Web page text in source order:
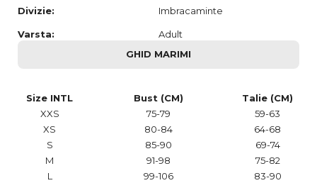
Divizie: Imbracaminte
Varsta:
Adult
GHID MARIMI
Size INTL Bust (CM)
Talie (CM)
XXS
75-79
59-63
XS
80-84
64-68
S
85-90
69-74
M
91-98
75-82
L
99-106
83-90